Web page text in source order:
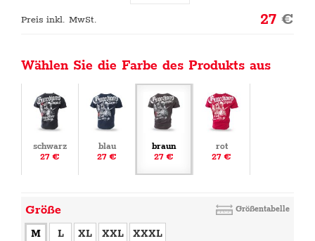
Preis inkl. MwSt. 27€
Wählen Sie die Farbe des Produkts aus
schwarz
27 €
blau
27 €
braun
27 €
rot
27 €
Größe Größentabelle
M L XL XXL XXXL